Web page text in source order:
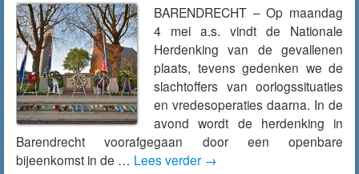
BARENDRECHT – Op maandag
4 mei a.s. vindt de Nationale
Herdenking van de gevallenen
plaats, tevens gedenken we de
slachtoffers van oorlogssituaties
en vredesoperaties daarna. In de
avond wordt de herdenking in
Barendrecht voorafgegaan door een openbare
bijeenkomst in de … Lees verder →